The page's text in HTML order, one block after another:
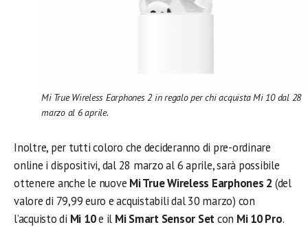
Mi True Wireless Earphones 2in regalo per chi acquista Mi 10 dal 28
marzo al 6 aprile.
Inoltre, per tutti coloro che decideranno di pre-ordinare
online i dispositivi, dal 28 marzo al 6 aprile, sarà possibile
ottenere anche le nuove Mi True Wireless Earphones 2 (del
valore di 79,99 euro e acquistabili dal 30 marzo) con
l’acquisto di Mi 10e il Mi Smart Sensor Setcon Mi 10 Pro.